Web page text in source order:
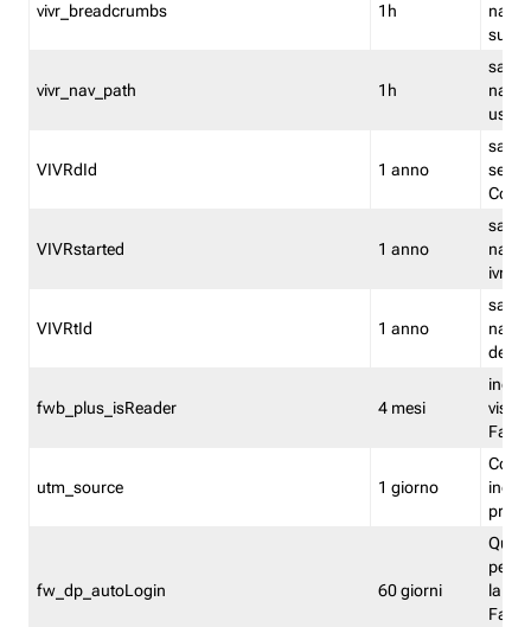
vivr_breadcrumbs 1h
su
vivr_nav_path 1h
salva
VIVRdId 1 anno
salva
Convy
VIVRstarted 1 anno
salva
ivr
VIVRtId 1 anno
salva
del
fwb_plus_isReader 4 mesi
utm_source 1 giorno
fw_dp_autoLogin 60 giorni
la